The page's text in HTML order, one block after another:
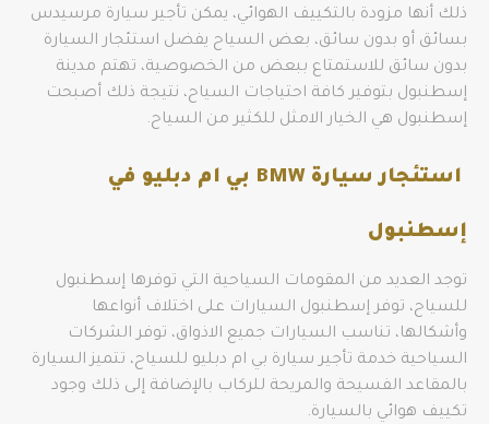
ذلك أنها مزودة بالتكييف الهوائي، يمكن تأجير سيارة مرسيدس
بسائق أو بدون سائق، بعض السياح يفضل استئجار السيارة
بدون سائق للاستمتاع ببعض من الخصوصية، تهتم مدينة
إسطنبول بتوفير كافة احتياجات السياح، نتيجة ذلك أصبحت
إسطنبول هي الخيار الامثل للكثير من السياح.
استئجار سيارة BMW بي ام دبليو في
إسطنبول
توجد العديد من المقومات السياحية التي توفرها إسطنبول
للسياح، توفر إسطنبول السيارات على اختلاف أنواعها
وأشكالها، تناسب السيارات جميع الاذواق، توفر الشركات
السياحية خدمة تأجير سيارة بي ام دبليو للسياح، تتميز السيارة
بالمقاعد الفسيحة والمريحة للركاب بالإضافة إلى ذلك وجود
تكييف هوائي بالسيارة.